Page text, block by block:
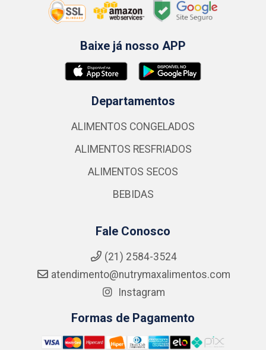
Baixe já nosso APP
Departamentos
ALIMENTOS CONGELADOS
ALIMENTOS RESFRIADOS
ALIMENTOS SECOS
BEBIDAS
Fale Conosco
(21) 2584-3524
atendimento@nutrymaxalimentos.com
Instagram
Formas de Pagamento